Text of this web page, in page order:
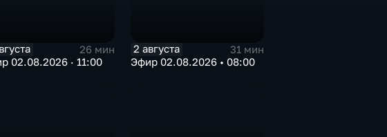
26 мин
02.08.2026 · 11:00
2 августа
31 мин
Эфир 02.08.2026 • 08:00